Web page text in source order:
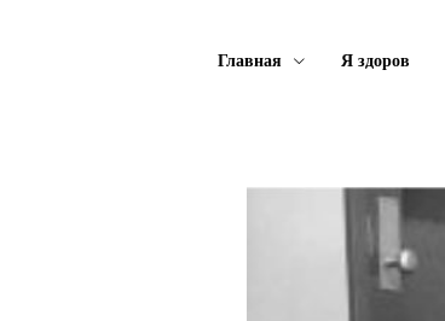
Главная Я здоров